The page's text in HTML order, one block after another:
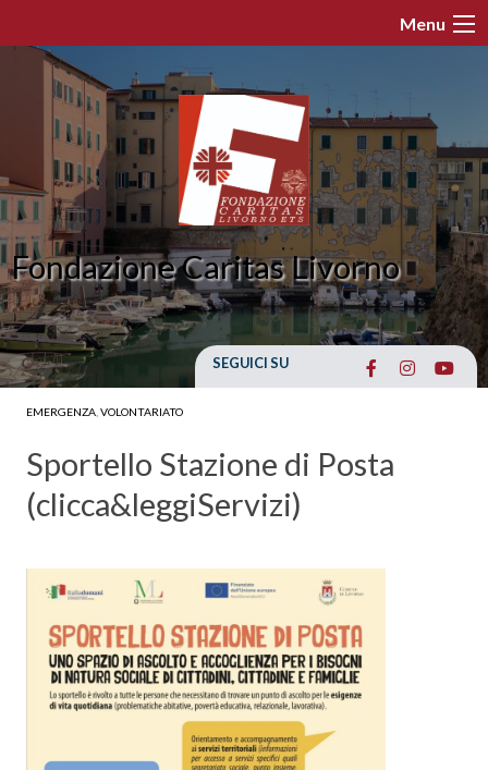
content
Menu
Fondazione Caritas Livorno
SEGUICI SU
EMERGENZA VOLONTARIATO
Sportello Stazione di Posta
(clicca&leggiServizi)